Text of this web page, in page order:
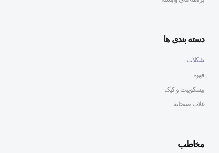
دسته بندی ها
شکلات
قهوه
بیسکوییت و کیک
غلات صبحانه
مخاطب